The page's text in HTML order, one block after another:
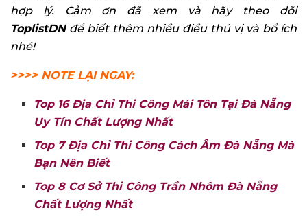
hợp lý. Cảm ơn đã xem và hãy theo dõi
ToplistDNđể biết thêm nhiều điều thú vị và bổ ích
nhé!
>>>> NOTE LẠI NGAY:
Top 16 Địa Chỉ Thi Công Mái Tôn Tại Đà Nẵng
Uy Tín Chất Lượng Nhất
Top 7 Địa Chỉ Thi Công Cách Âm Đà Nẵng Mà
Bạn Nên Biết
Top 8 Cơ Sở Thi Công Trần Nhôm Đà Nẵng
Chất Lượng Nhất